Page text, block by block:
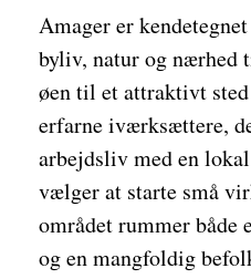
Amager er
byliv, natur og nærhed
øen til et attraktivt
erfarne iværksættere,
arbejdsliv med en
vælger at starte små
området rummer
og en mangfoldig